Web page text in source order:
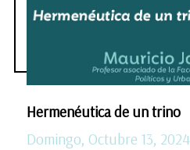
Hermenéutica de un trino
Domingo, Octubre 13, 2024